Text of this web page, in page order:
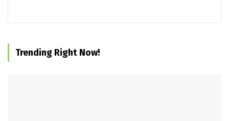
Trending Right Now!